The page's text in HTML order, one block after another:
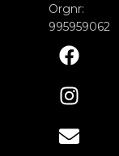
Orgnr:
995959062